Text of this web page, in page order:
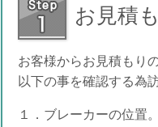
お見積
お客様からお見積もり
以下の事を確認する為
１．ブレーカーの位置。